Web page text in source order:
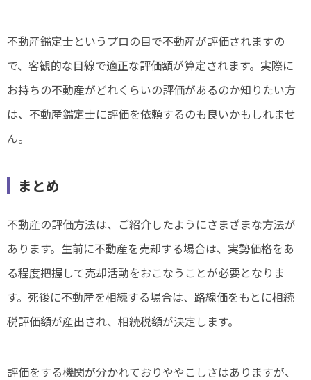
不動産鑑定士というプロの目で不動産が評価されますの
で、客観的な目線で適正な評価額が算定されます。実際に
お持ちの不動産がどれくらいの評価があるのか知りたい方
は、不動産鑑定士に評価を依頼するのも良いかもしれませ
ん。
まとめ
不動産の評価方法は、ご紹介したようにさまざまな方法が
あります。生前に不動産を売却する場合は、実勢価格をあ
る程度把握して売却活動をおこなうことが必要となりま
す。死後に不動産を相続する場合は、路線価をもとに相続
税評価額が産出され、相続税額が決定します。
評価をする機関が分かれておりややこしさはありますが、